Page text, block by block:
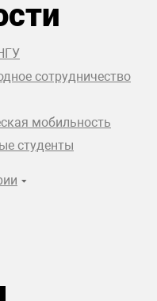
сотрудничество
мобильность
студенты